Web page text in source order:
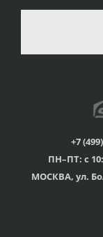
+7
ПН–ПТ: с
МОСКВА, ул.